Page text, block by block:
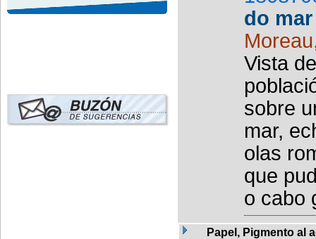
do mar
Vista
sobre
mar,
olas
que
o cabo
Papel, Pigmento al